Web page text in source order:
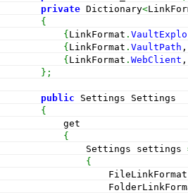
private Dictionary<
{
{LinkFormat .
{LinkFormat .VaultPath ,
{LinkFormat .WebClient ,
} ;
public Settings Settings
{
get
{
Settings settings
{